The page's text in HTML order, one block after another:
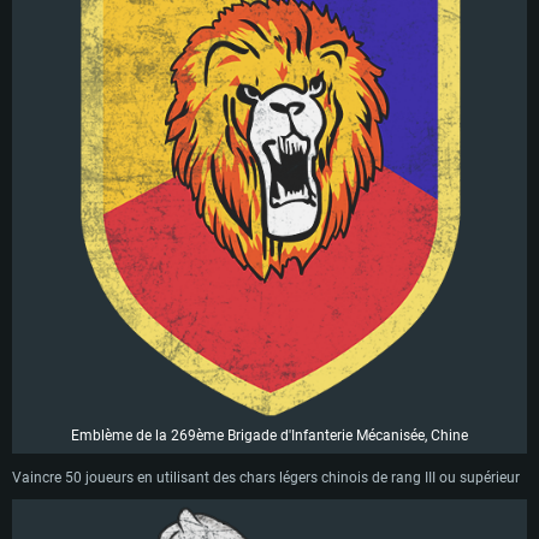
Emblème de la 269ème Brigade d'Infanterie Mécanisée, Chine
Vaincre 50 joueurs en utilisant des chars légers chinois de rang III ou supérieur